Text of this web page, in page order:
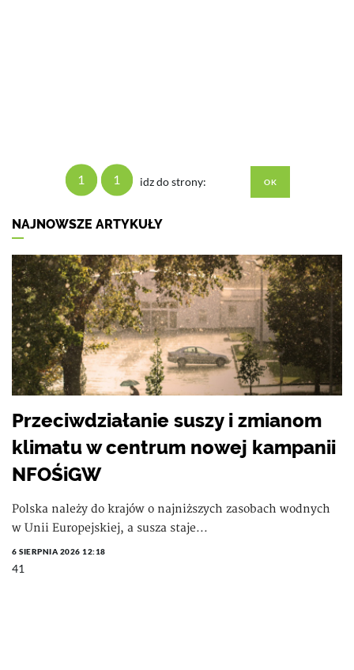
1 1 idz do strony:
NAJNOWSZE ARTYKUŁY
Przeciwdziałanie suszy i zmianom
klimatu w centrum nowej kampanii
NFOŚiGW
Polska należy do krajów o najniższych zasobach wodnych
w Unii Europejskiej, a susza staje...
6 SIERPNIA 2026 12:18
41